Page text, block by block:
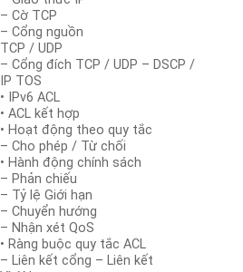
– Cờ TCP
– Cổng nguồn
TCP / UDP
– Cổng đích TCP / UDP – DSCP /
IP TOS
• IPv6 ACL
• ACL kết hợp
• Hoạt động theo quy tắc
– Cho phép / Từ chối
• Hành động chính sách
– Phản chiếu
– Tỷ lệ Giới hạn
– Chuyển hướng
– Nhận xét QoS
• Ràng buộc quy tắc ACL
– Liên kết cổng – Liên kết